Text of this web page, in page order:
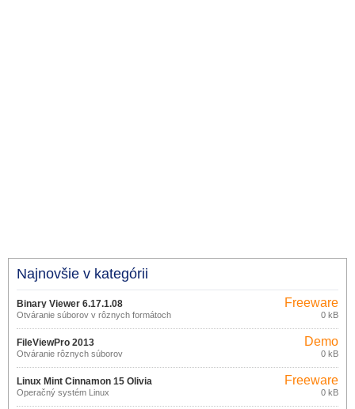
Najnovšie v kategórii
Binary Viewer 6.17.1.08
Otváranie súborov v rôznych formátoch
Freeware
0 kB
FileViewPro 2013
Otváranie rôznych súborov
Demo
0 kB
Linux Mint Cinnamon 15 Olivia
Operačný systém Linux
Freeware
0 kB